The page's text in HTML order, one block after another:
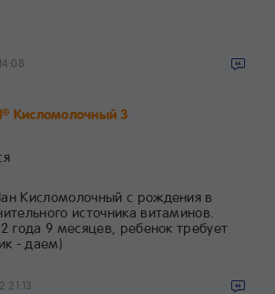
® Кисломолочный 3
Кисломолочный с рождения в
источника витаминов.
года 9 месяцев, ребенок требует
- даем)
21:13